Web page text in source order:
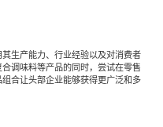
生产能力、行业经验以及对消费者
调味料等产品的同时，尝试在零售
合让头部企业能够获得更广泛和多